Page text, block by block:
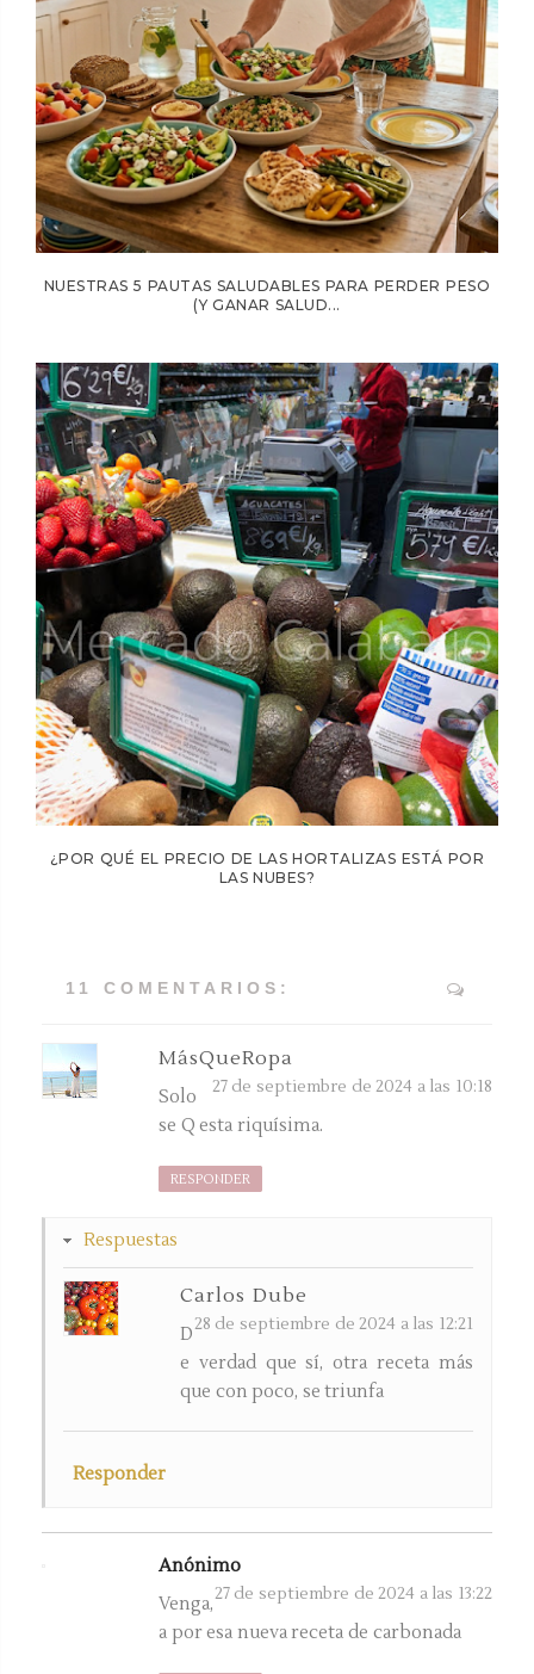
NUESTRAS 5 PAUTAS SALUDABLES PARA PERDER PESO
(Y GANAR SALUD...
¿POR QUÉ EL PRECIO DE LAS HORTALIZAS ESTÁ POR
LAS NUBES?
11 COMENTARIOS:
MásQueRopa
27 de septiembre de 2024 a las 10:18
Solo
se Q esta riquísima.
RESPONDER
Respuestas
Carlos Dube
28 de septiembre de 2024 a las 12:21
D
e verdad que sí, otra receta más
que con poco, se triunfa
Responder
Anónimo
27 de septiembre de 2024 a las 13:22
Venga,
a por esa nueva receta de carbonada